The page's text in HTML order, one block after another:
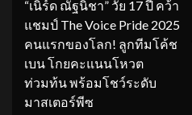
Reading
“เนิร์ด ณัฐนิชา” วัย 17 ปี คว้า
แชมป์ The Voice Pride 2025
คนแรกของโลก! ลูกทีมโค้ช
เบน โกยคะแนนโหวต
ท่วมท้น พร้อมโชว์ระดับ
มาสเตอร์พีซ